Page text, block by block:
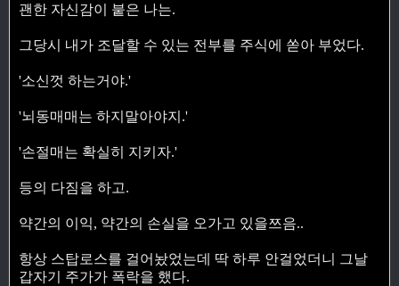
괜한 자신감이 붙은 나는.
그당시 내가 조달할 수 있는 전부를 주식에 쏟아 부었다.
'소신껏 하는거야.'
'뇌동매매는 하지말아야지.'
'손절매는 확실히 지키자.'
등의 다짐을 하고.
약간의 이익, 약간의 손실을 오가고 있을쯔음..
항상 스탑로스를 걸어놨었는데 딱 하루 안걸었더니 그날
갑자기 주가가 폭락을 했다.